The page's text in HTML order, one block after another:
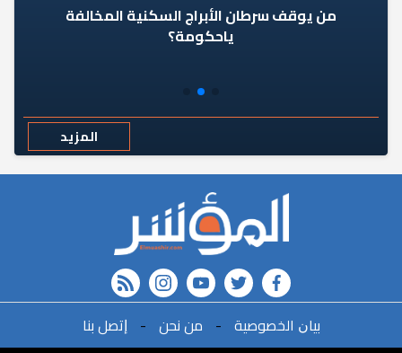
من يوقف سرطان الأبراج السكنية المخالفة
ياحكومة؟
المزيد
FACEBOOK
twitter
youtube
instagram
rss feed
ﺑﻴﺎﻥ اﻟﺨﺼﻮﺻﻴﺔ - ﻣﻦ ﻧﺤﻦ - ﺇﺗﺼﻞ ﺑﻨﺎ